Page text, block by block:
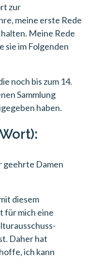
zur
meine erste Rede
Meine Rede
sie im Folgenden
noch bis zum 14.
Sammlung
haben.
geehrte Damen
diesem
für mich eine
Daher hat
ich kann